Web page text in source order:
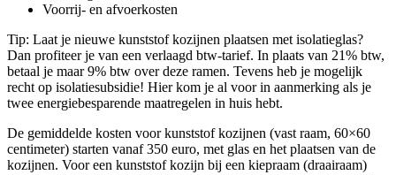
Voorrij- en afvoerkosten
Tip: Laat je nieuwe kunststof kozijnen plaatsen met isolatieglas?
Dan profiteer je van een verlaagd btw-tarief. In plaats van 21% btw,
betaal je maar 9% btw over deze ramen. Tevens heb je mogelijk
recht op isolatiesubsidie! Hier kom je al voor in aanmerking als je
twee energiebesparende maatregelen in huis hebt.
De gemiddelde kosten voor kunststof kozijnen (vast raam, 60×60
centimeter) starten vanaf 350 euro, met glas en het plaatsen van de
kozijnen. Voor een kunststof kozijn bij een kiepraam (draairaam)